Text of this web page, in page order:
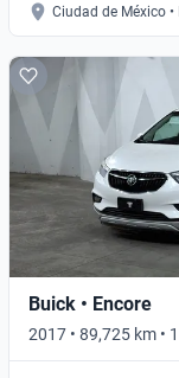
Ciudad de México
Buick • Encore
2017 • 89,725 km •
• Automático